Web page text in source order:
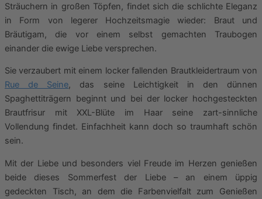
Sträuchern in großen Töpfen, findet sich die schlichte Eleganz
in Form von legerer Hochzeitsmagie wieder: Braut und
Bräutigam, die vor einem selbst gemachten Traubogen
einander die ewige Liebe versprechen.
Sie verzaubert mit einem locker fallenden Brautkleidertraum von
Rue de Seine, das seine Leichtigkeit in den dünnen
Spaghettiträgern beginnt und bei der locker hochgesteckten
Brautfrisur mit XXL-Blüte im Haar seine zart-sinnliche
Vollendung findet. Einfachheit kann doch so traumhaft schön
sein.
Mit der Liebe und besonders viel Freude im Herzen genießen
beide dieses Sommerfest der Liebe – an einem üppig
gedeckten Tisch, an dem die Farbenvielfalt zum Genießen